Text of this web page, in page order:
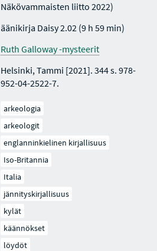
Näkövammaisten liitto 2022)
äänikirja Daisy 2.02 (9 h 59 min)
Ruth Galloway -mysteerit
Helsinki, Tammi [2021]. 344 s. 978-
952-04-2522-7.
arkeologia
arkeologit
englanninkielinen kirjallisuus
Iso-Britannia
Italia
jännityskirjallisuus
kylät
käännökset
löydöt